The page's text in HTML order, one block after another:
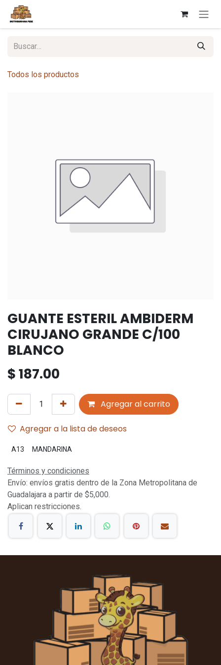
Ir al contenido
Todos los productos
GUANTE ESTERIL AMBIDERM
CIRUJANO GRANDE C/100
BLANCO
$187.00
Agregar al carrito
Agregar a la lista de deseos
A13 MANDARINA
Términos y condiciones
Envío: envíos gratis dentro de la Zona Metropolitana de
Guadalajara a partir de $5,000.
Aplican restricciones.